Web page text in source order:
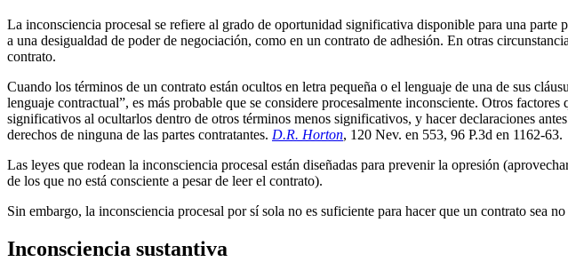
La inconsciencia procesal se refiere al grado de oportunidad significativa disponible para una
a una desigualdad de poder de negociación, como en un contrato de adhesión. En otras
contrato.
Cuando los términos de un contrato están ocultos en letra pequeña o el lenguaje de una de sus
lenguaje contractual”, es más probable que se considere procesalmente inconsciente. Otros
significativos al ocultarlos dentro de otros términos menos significativos, y hacer declaraciones
derechos de ninguna de las partes contratantes. D.R. Horton, 120 Nev. en 553, 96 P.3d en 1162-63.
Las leyes que rodean la inconsciencia procesal están diseñadas para prevenir la opresión
de los que no está consciente a pesar de leer el contrato).
Sin embargo, la inconsciencia procesal por sí sola no es suficiente para hacer que un contrato sea
Inconsciencia sustantiva